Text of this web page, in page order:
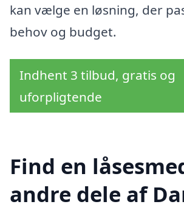
kan vælge en løsning, der
behov og budget.
Indhent 3 tilbud, gratis og
uforpligtende
Find en
andre dele af